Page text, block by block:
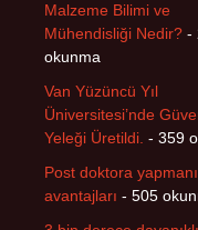
Malzeme Bilimi ve
Mühendisliği Nedir? -
okunma
Van Yüzüncü Yıl
Üniversitesi’nde
Yeleği Üretildi. - 359
Post doktora
avantajları - 505